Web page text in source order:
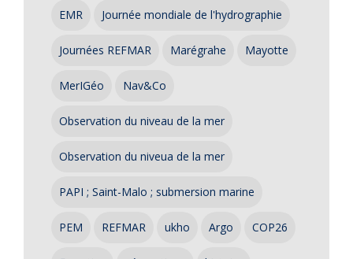
EMR Journée mondiale de l'hydrographie
Journées REFMAR Marégrahe Mayotte
MerIGéo Nav&Co
Observation du niveau de la mer
Observation du niveua de la mer
PAPI ; Saint-Malo ; submersion marine
PEM REFMAR ukho Argo COP26